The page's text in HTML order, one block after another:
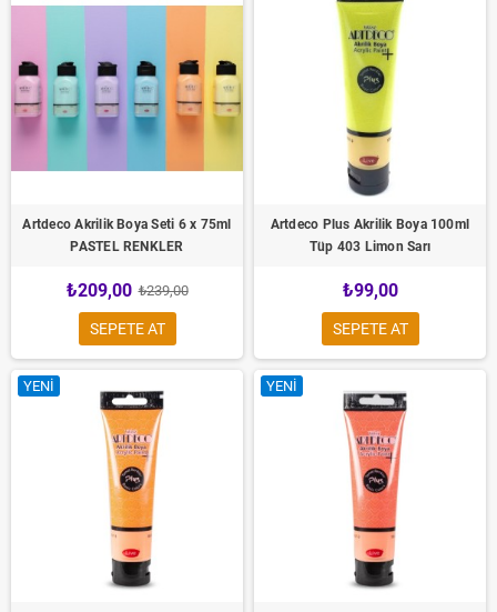
Artdeco Akrilik Boya Seti 6 x 75ml
PASTEL RENKLER
₺209,00 ₺239,00
SEPETE AT
Artdeco Plus Akrilik Boya 100ml
Tüp 403 Limon Sarı
₺99,00
SEPETE AT
YENI YENI